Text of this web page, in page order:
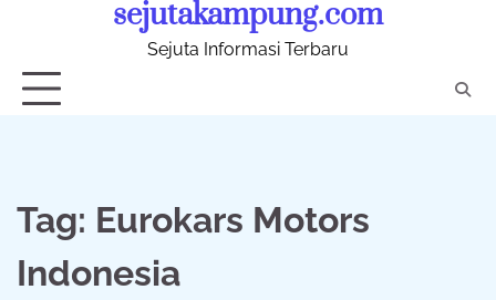
sejutakampung.com
Sejuta Informasi Terbaru
Tag: Eurokars Motors
Indonesia